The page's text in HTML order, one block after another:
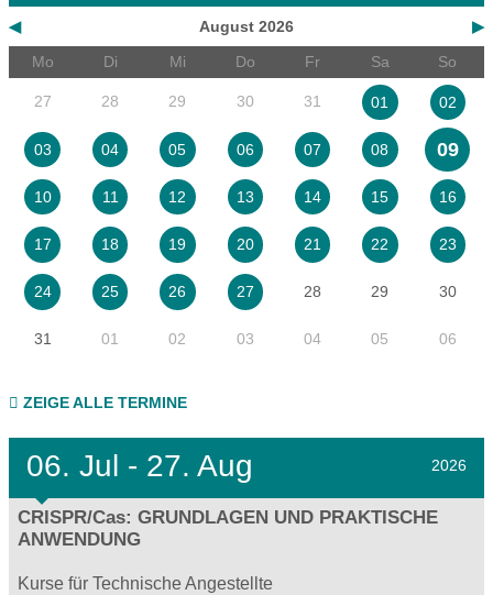
◀ ▶
August 2026
Mo
Di Mi Do Fr Sa So
27 28 29 30 31 01 02
03 04 05 06 07 08 09
10 11 12 13 14 15 16
17 18 19 20 21 22 23
24 25 26 27 28 29 30
31 01 02 03 04 05 06
ZEIGE ALLE TERMINE
06. Jul - 27. Aug 2026
CRISPR/Cas: GRUNDLAGEN UND PRAKTISCHE
ANWENDUNG
Kurse für Technische Angestellte